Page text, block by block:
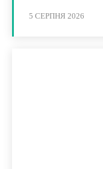
5 СЕРПНЯ 2026